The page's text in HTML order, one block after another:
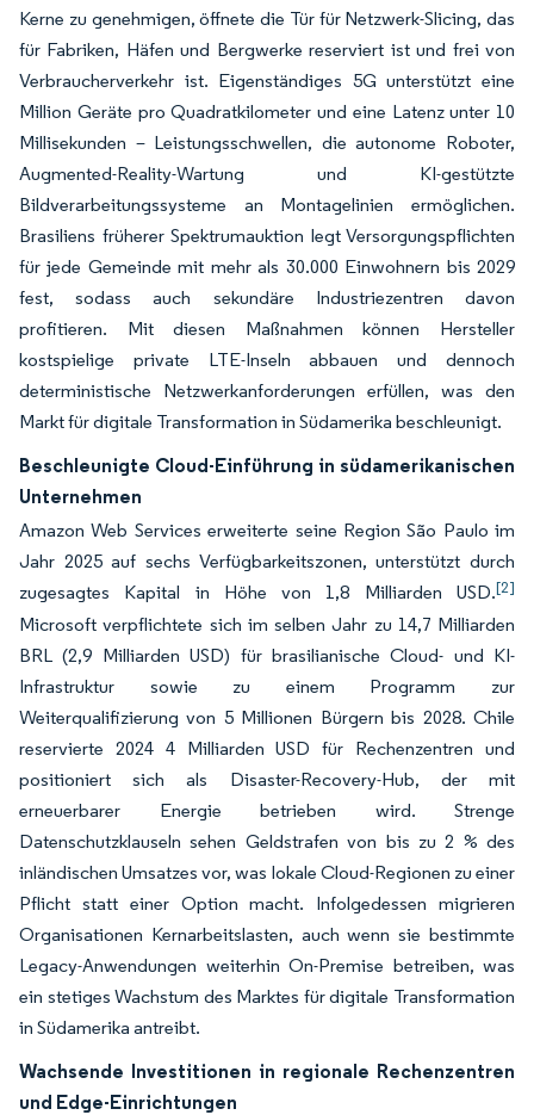
Kerne zu genehmigen, öffnete die Tür für Netzwerk-Slicing, das
für Fabriken, Häfen und Bergwerke reserviert ist und frei von
Verbraucherverkehr ist. Eigenständiges 5G unterstützt eine
Million Geräte pro Quadratkilometer und eine Latenz unter 10
Millisekunden – Leistungsschwellen, die autonome Roboter,
Augmented-Reality-Wartung und KI-gestützte
Bildverarbeitungssysteme an Montagelinien ermöglichen.
Brasiliens früherer Spektrumauktion legt Versorgungspflichten
für jede Gemeinde mit mehr als 30.000 Einwohnern bis 2029
fest, sodass auch sekundäre Industriezentren davon
profitieren. Mit diesen Maßnahmen können Hersteller
kostspielige private LTE-Inseln abbauen und dennoch
deterministische Netzwerkanforderungen erfüllen, was den
Markt für digitale Transformation in Südamerika beschleunigt.
Beschleunigte Cloud-Einführung in südamerikanischen
Unternehmen
Amazon Web Services erweiterte seine Region São Paulo im
Jahr 2025 auf sechs Verfügbarkeitszonen, unterstützt durch
zugesagtes Kapital in Höhe von 1,8 Milliarden USD.[2]
Microsoft verpflichtete sich im selben Jahr zu 14,7 Milliarden
BRL (2,9 Milliarden USD) für brasilianische Cloud- und KI-
Infrastruktur sowie zu einem Programm zur
Weiterqualifizierung von 5 Millionen Bürgern bis 2028. Chile
reservierte 2024 4 Milliarden USD für Rechenzentren und
positioniert sich als Disaster-Recovery-Hub, der mit
erneuerbarer Energie betrieben wird. Strenge
Datenschutzklauseln sehen Geldstrafen von bis zu 2 % des
inländischen Umsatzes vor, was lokale Cloud-Regionen zu einer
Pflicht statt einer Option macht. Infolgedessen migrieren
Organisationen Kernarbeitslasten, auch wenn sie bestimmte
Legacy-Anwendungen weiterhin On-Premise betreiben, was
ein stetiges Wachstum des Marktes für digitale Transformation
in Südamerika antreibt.
Wachsende Investitionen in regionale Rechenzentren
und Edge-Einrichtungen